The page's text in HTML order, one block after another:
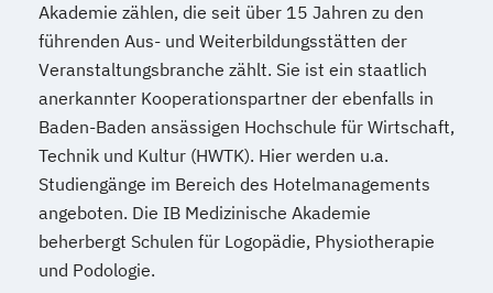
Akademie zählen, die seit über 15 Jahren zu den
führenden Aus- und Weiterbildungsstätten der
Veranstaltungsbranche zählt. Sie ist ein staatlich
anerkannter Kooperationspartner der ebenfalls in
Baden-Baden ansässigen Hochschule für Wirtschaft,
Technik und Kultur (HWTK). Hier werden u.a.
Studiengänge im Bereich des Hotelmanagements
angeboten. Die IB Medizinische Akademie
beherbergt Schulen für Logopädie, Physiotherapie
und Podologie.